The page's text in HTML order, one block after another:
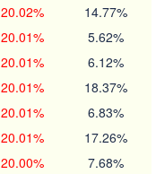
20.02% 14.77%
20.01% 5.62%
20.01% 6.12%
20.01% 18.37%
20.01% 6.83%
20.01% 17.26%
20.00% 7.68%